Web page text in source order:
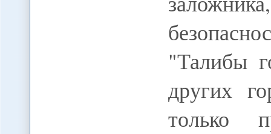
"Талибы
других
только